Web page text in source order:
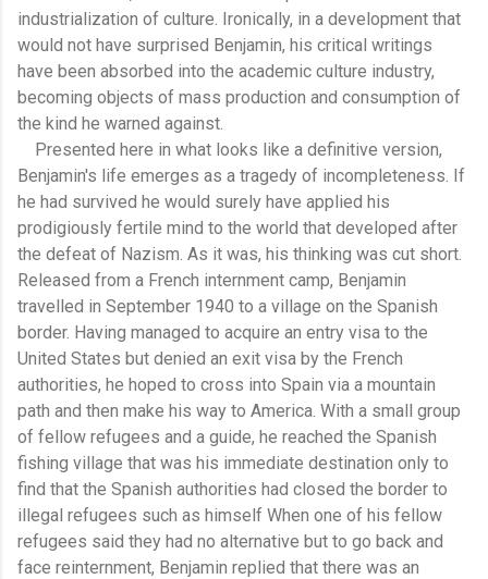
industrialization of culture. Ironically, in a development that
would not have surprised Benjamin, his critical writings
have been absorbed into the academic culture industry,
becoming objects of mass production and consumption of
the kind he warned against.
Presented here in what looks like a definitive version,
Benjamin's life emerges as a tragedy of incompleteness. If
he had survived he would surely have applied his
prodigiously fertile mind to the world that developed after
the defeat of Nazism. As it was, his thinking was cut short.
Released from a French internment camp, Benjamin
travelled in September 1940 to a village on the Spanish
border. Having managed to acquire an entry visa to the
United States but denied an exit visa by the French
authorities, he hoped to cross into Spain via a mountain
path and then make his way to America. With a small group
of fellow refugees and a guide, he reached the Spanish
fishing village that was his immediate destination only to
find that the Spanish authorities had closed the border to
illegal refugees such as himself When one of his fellow
refugees said they had no alternative but to go back and
face reinternment, Benjamin replied that there was an